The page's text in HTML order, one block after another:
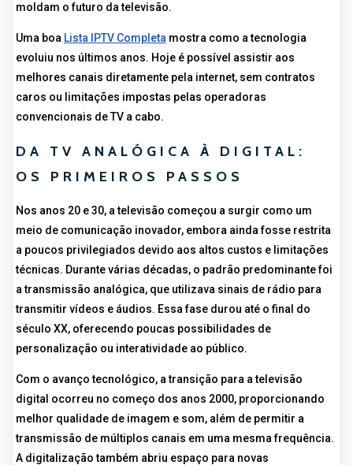
moldam o futuro da televisão.
Uma boa Lista IPTV Completa mostra como a tecnologia
evoluiu nos últimos anos. Hoje é possível assistir aos
melhores canais diretamente pela internet, sem contratos
caros ou limitações impostas pelas operadoras
convencionais de TV a cabo.
DA TV ANALÓGICA À DIGITAL:
OS PRIMEIROS PASSOS
Nos anos 20 e 30, a televisão começou a surgir como um
meio de comunicação inovador, embora ainda fosse restrita
a poucos privilegiados devido aos altos custos e limitações
técnicas. Durante várias décadas, o padrão predominante foi
a transmissão analógica, que utilizava sinais de rádio para
transmitir vídeos e áudios. Essa fase durou até o final do
século XX, oferecendo poucas possibilidades de
personalização ou interatividade ao público.
Com o avanço tecnológico, a transição para a televisão
digital ocorreu no começo dos anos 2000, proporcionando
melhor qualidade de imagem e som, além de permitir a
transmissão de múltiplos canais em uma mesma frequência.
A digitalização também abriu espaço para novas